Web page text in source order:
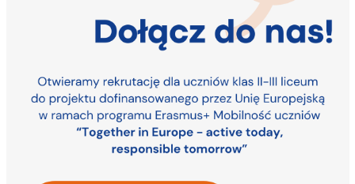
Utworzono: 09 luty 2026